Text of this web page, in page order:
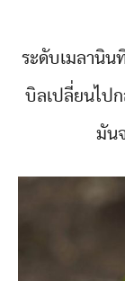
ระดับเมลานิน
บิลเปลี่ยนไป
มัน